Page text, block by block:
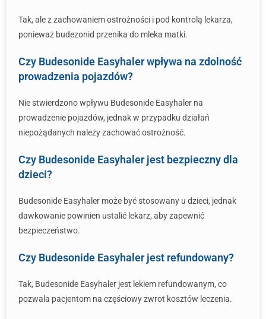
Tak, ale z zachowaniem ostrożności i pod kontrolą lekarza,
ponieważ budezonid przenika do mleka matki.
Czy Budesonide Easyhaler wpływa na zdolność
prowadzenia pojazdów?
Nie stwierdzono wpływu Budesonide Easyhaler na
prowadzenie pojazdów, jednak w przypadku działań
niepożądanych należy zachować ostrożność.
Czy Budesonide Easyhaler jest bezpieczny dla
dzieci?
Budesonide Easyhaler może być stosowany u dzieci, jednak
dawkowanie powinien ustalić lekarz, aby zapewnić
bezpieczeństwo.
Czy Budesonide Easyhaler jest refundowany?
Tak, Budesonide Easyhaler jest lekiem refundowanym, co
pozwala pacjentom na częściowy zwrot kosztów leczenia.